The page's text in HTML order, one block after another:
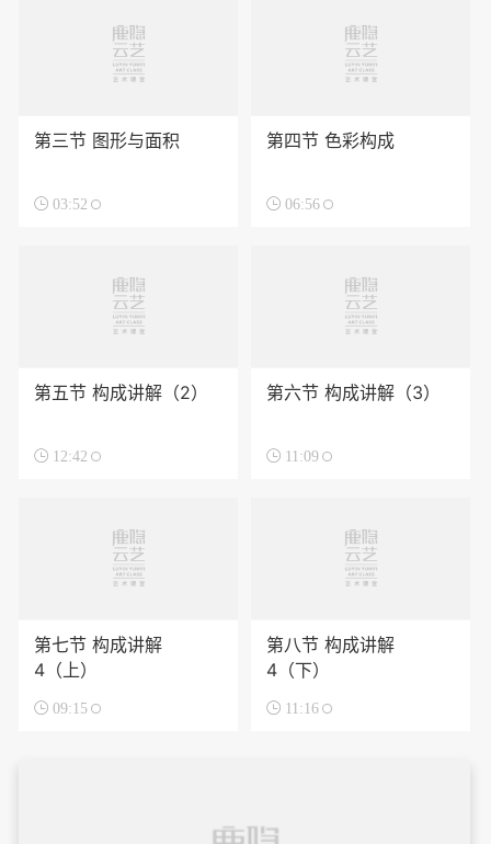
第三节 图形与面积
 03:52
第四节 色彩构成
 06:56
第五节 构成讲解（2）
 12:42
第六节 构成讲解（3）
 11:09
第七节 构成讲解
4（上）
 09:15
第八节 构成讲解
4（下）
 11:16